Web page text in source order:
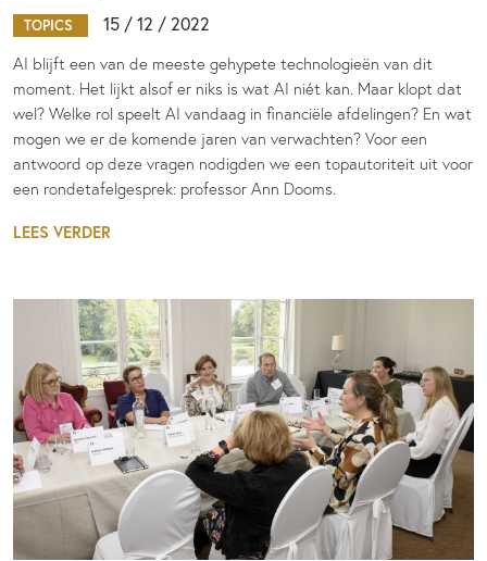
TOPICS 15 / 12 / 2022
AI blijft een van de meeste gehypete technologieën van dit
moment. Het lijkt alsof er niks is wat AI niét kan. Maar klopt dat
wel? Welke rol speelt AI vandaag in financiële afdelingen? En wat
mogen we er de komende jaren van verwachten? Voor een
antwoord op deze vragen nodigden we een topautoriteit uit voor
een rondetafelgesprek: professor Ann Dooms.
LEES VERDER